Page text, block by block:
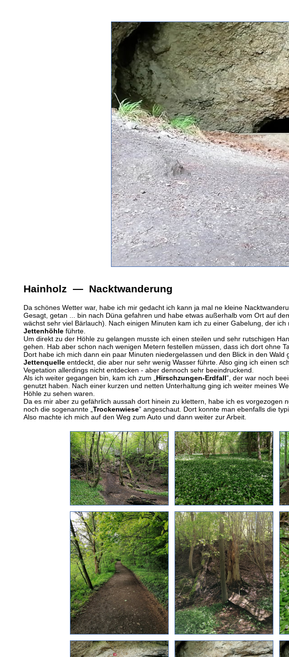
Hainholz — Nacktwanderung
Da schönes Wetter war, habe ich mir gedacht ich kann ja mal ne kleine
Gesagt, getan ... bin nach Düna gefahren und habe etwas außerhalb vom Ort auf
wächst sehr viel Bärlauch). Nach einigen Minuten kam ich zu einer Gabelung, der
Jettenhöhle führte.
Um direkt zu der Höhle zu gelangen musste ich einen steilen und sehr rutschigen
gehen. Hab aber schon nach wenigen Metern festellen müssen, dass ich dort ohne
Dort habe ich mich dann ein paar Minuten niedergelassen und den Blick in den
Jettenquelle entdeckt, die aber nur sehr wenig Wasser führte. Also ging ich einen
Vegetation allerdings nicht entdecken - aber dennoch sehr beeindruckend.
Als ich weiter gegangen bin, kam ich zum „ Hirschzungen-Erdfall”, der war noch
genutzt haben. Nach einer kurzen und netten Unterhaltung ging ich weiter meines
Höhle zu sehen waren.
Da es mir aber zu gefährlich aussah dort hinein zu klettern, habe ich es
noch die sogenannte „ Trockenwiese” angeschaut. Dort konnte man ebenfalls die
Also machte ich mich auf den Weg zum Auto und dann weiter zur Arbeit.